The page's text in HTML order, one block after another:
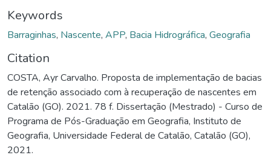
Keywords
Barraginhas, Nascente, APP, Bacia Hidrográfica, Geografia
Citation
COSTA, Ayr Carvalho. Proposta de implementação de bacias
de retenção associado com à recuperação de nascentes em
Catalão (GO). 2021. 78 f. Dissertação (Mestrado) - Curso de
Programa de Pós-Graduação em Geografia, Instituto de
Geografia, Universidade Federal de Catalão, Catalão (GO),
2021.